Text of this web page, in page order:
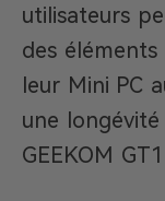
utilisateurs
des éléments
leur Mini PC
une
GEEKOM